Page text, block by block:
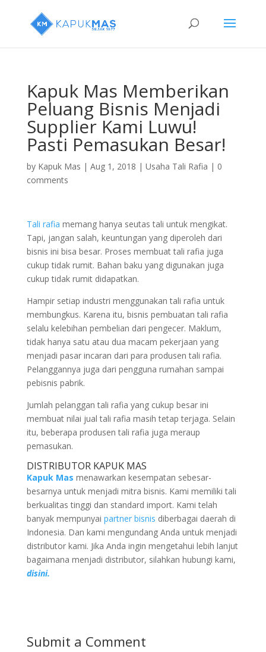
Kapuk Mas Memberikan
Peluang Bisnis Menjadi
Supplier Kami Luwu!
Pasti Pemasukan Besar!
by Kapuk Mas | Aug 1, 2018 | Usaha Tali Rafia | 0
comments
Tali rafia memang hanya seutas tali untuk mengikat.
Tapi, jangan salah, keuntungan yang diperoleh dari
bisnis ini bisa besar. Proses membuat tali rafia juga
cukup tidak rumit. Bahan baku yang digunakan juga
cukup tidak rumit didapatkan.
Hampir setiap industri menggunakan tali rafia untuk
membungkus. Karena itu, bisnis pembuatan tali rafia
selalu kelebihan pembelian dari pengecer. Maklum,
tidak hanya satu atau dua macam pekerjaan yang
menjadi pasar incaran dari para produsen tali rafia.
Pelanggannya juga dari pengguna rumahan sampai
pebisnis pabrik.
Jumlah pelanggan tali rafia yang cukup besar ini
membuat nilai jual tali rafia masih tetap terjaga. Selain
itu, beberapa produsen tali rafia juga meraup
pemasukan.
DISTRIBUTOR KAPUK MAS
Kapuk Mas menawarkan kesempatan sebesar-
besarnya untuk menjadi mitra bisnis. Kami memiliki tali
berkualitas tinggi dan standard import. Kami telah
banyak mempunyai partner bisnis diberbagai daerah di
Indonesia. Dan kami mengundang Anda untuk menjadi
distributor kami. Jika Anda ingin mengetahui lebih lanjut
bagaimana menjadi distributor, silahkan hubungi kami,
disini.
Submit a Comment